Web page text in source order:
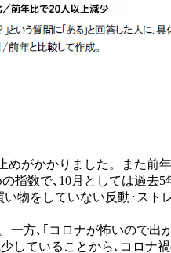
がかかりました。また前
指数で､10月としては過去5
物をしていない反動･スト
方､｢コロナが怖いので出
していることから､コロナ